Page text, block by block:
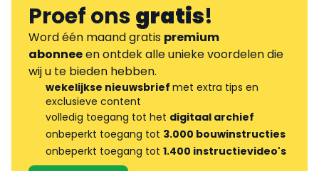
Proef onsgratis!
Word één maand gratis premium
abonneeen ontdek alle unieke voordelen die
wij u te bieden hebben.
wekelijkse nieuwsbrief met extra tips en
exclusieve content
volledig toegang tot het digitaal archief
onbeperkt toegang tot 3.000 bouwinstructies
onbeperkt toegang tot 1.400 instructievideo's